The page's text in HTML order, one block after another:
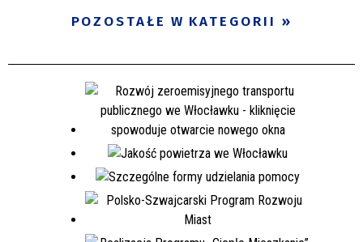
POZOSTAŁE W KATEGORII